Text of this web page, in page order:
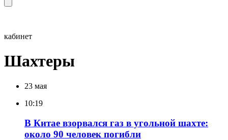
кабинет
Шахтеры
23 мая
10:19
В Китае взорвался газ в угольной шахте:
около 90 человек погибли